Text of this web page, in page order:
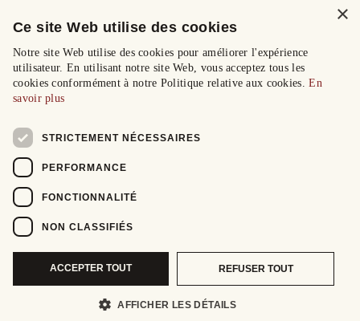
×
Ce site Web utilise des cookies
Notre site Web utilise des cookies pour améliorer l'expérience
utilisateur. En utilisant notre site Web, vous acceptez tous les
cookies conformément à notre Politique relative aux cookies.En
savoir plus
STRICTEMENT NÉCESSAIRES
PERFORMANCE
FONCTIONNALITÉ
NON CLASSIFIÉS
ACCEPTER TOUT REFUSER TOUT
AFFICHER LES DÉTAILS